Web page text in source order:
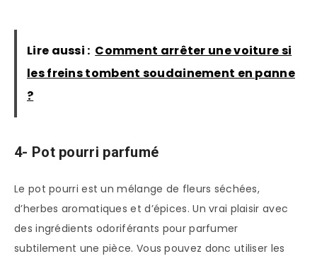
Lire aussi : Comment arrêter une voiture si
les freins tombent soudainement en panne
?
4- Pot pourri parfumé
Le pot pourri est un mélange de fleurs séchées,
d’herbes aromatiques et d’épices. Un vrai plaisir avec
des ingrédients odoriférants pour parfumer
subtilement une pièce. Vous pouvez donc utiliser les